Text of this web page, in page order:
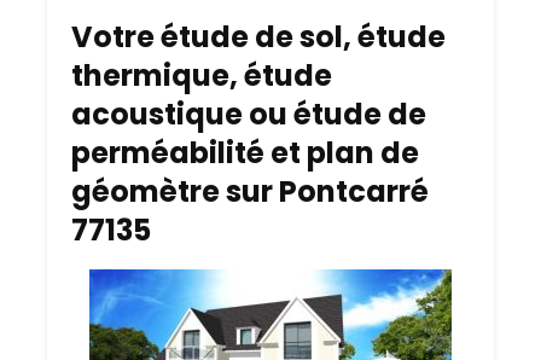
Votre étude de sol, étude
thermique, étude
acoustique ou étude de
perméabilité et plan de
géomètre sur Pontcarré
77135